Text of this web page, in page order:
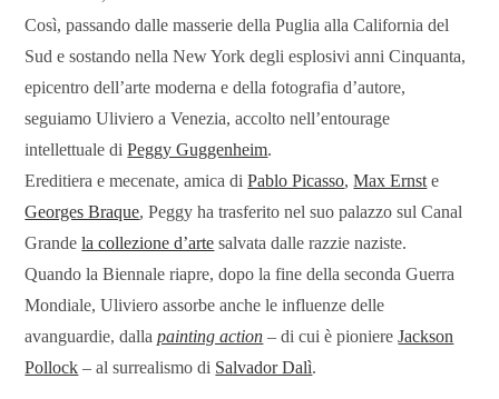
Così, passando dalle masserie della Puglia alla California del
Sud e sostando nella New York degli esplosivi anni Cinquanta,
epicentro dell’arte moderna e della fotografia d’autore,
seguiamo Uliviero a Venezia, accolto nell’entourage
intellettuale diPeggy Guggenheim.
Ereditiera e mecenate, amica diPablo Picasso,Max Ernst e
Georges Braque, Peggy ha trasferito nel suo palazzo sul Canal
Grandela collezione d’arte salvata dalle razzie naziste.
Quando la Biennale riapre, dopo la fine della seconda Guerra
Mondiale, Uliviero assorbe anche le influenze delle
avanguardie, dallapainting action – di cui è pioniereJackson
Pollock – al surrealismo di Salvador Dalì.